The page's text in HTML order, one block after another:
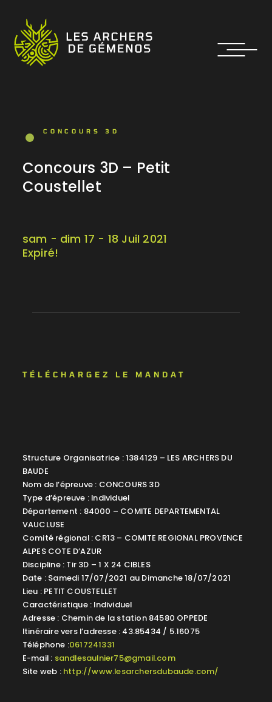
CONCOURS 3D
sam - dim 17 - 18 Juil 2021
Expiré!
Concours 3D – Petit
Coustellet
TÉLÉCHARGEZ LE MANDAT
Structure Organisatrice : 1384129 – LES ARCHERS DU
BAUDE
Nom de l’épreuve : CONCOURS 3D
Type d’épreuve : Individuel
Département : 84000 – COMITE DEPARTEMENTAL
VAUCLUSE
Comité régional : CR13 – COMITE REGIONAL PROVENCE
ALPES COTE D’AZUR
Discipline : Tir 3D – 1 X 24 CIBLES
Date : Samedi 17/07/2021 au Dimanche 18/07/2021
Lieu : PETIT COUSTELLET
Caractéristique : Individuel
Adresse : Chemin de la station 84580 OPPEDE
Itinéraire vers l’adresse : 43.85434 / 5.16075
Téléphone :0617241331
E-mail : sandlesaulnier75@gmail.com
Site web : http://www.lesarchersdubaude.com/